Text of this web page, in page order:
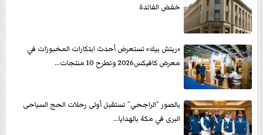
خفض الفائدة
«ريتش بيك» تستعرض أحدث ابتكارات المخبوزات في
معرض كافيكس2026 وتطرح 10 منتجات...
بالصور ”الراجحي” تستقبل أولى رحلات الحج السياحى
البرى في مكة بالهدايا...